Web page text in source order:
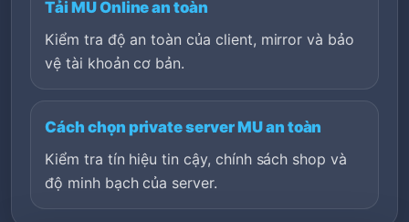
Tải MU Online an toàn
Kiểm tra độ an toàn của client, mirror và bảo
vệ tài khoản cơ bản.
Cách chọn private server MU an toàn
Kiểm tra tín hiệu tin cậy, chính sách shop và
độ minh bạch của server.